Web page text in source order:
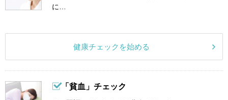
に…
健康チェックを始める
「貧血」チェック